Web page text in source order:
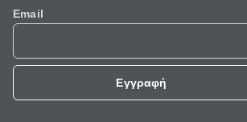
Email
Εγγραφή